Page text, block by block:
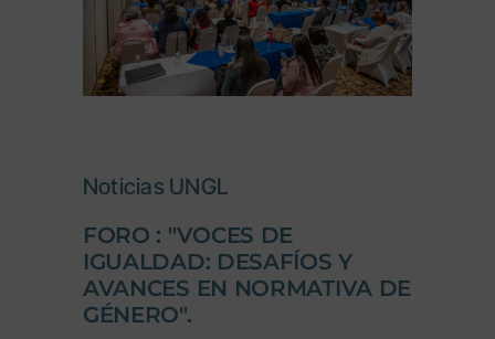
Noticias UNGL
FORO : "VOCES DE
IGUALDAD: DESAFÍOS Y
AVANCES EN NORMATIVA DE
GÉNERO".